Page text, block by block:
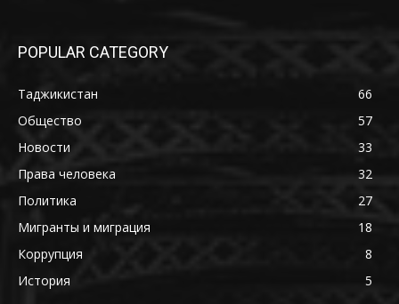
POPULAR CATEGORY
Таджикистан
66
Общество
57
Новости
33
Права человека
32
Политика
27
Мигранты и миграция
18
Коррупция
8
История
5